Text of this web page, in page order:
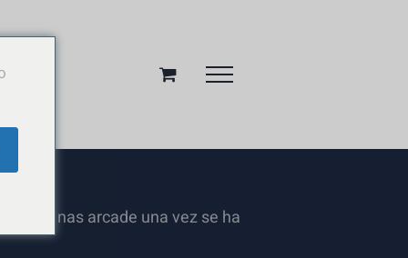
máquinas arcade una vez se ha